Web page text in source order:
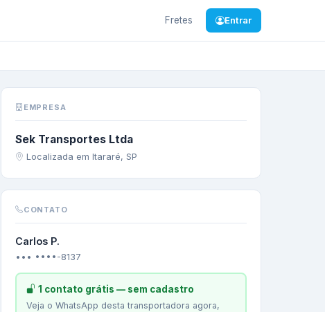
Fretes Entrar
Pellets
EMPRESA
Sek Transportes Ltda
Localizada em Itararé, SP
CONTATO
Carlos P.
••• ••••-8137
1 contato grátis — sem cadastro
Veja o WhatsApp desta transportadora agora,